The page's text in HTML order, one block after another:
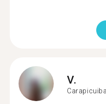
V.
Carapicuiba